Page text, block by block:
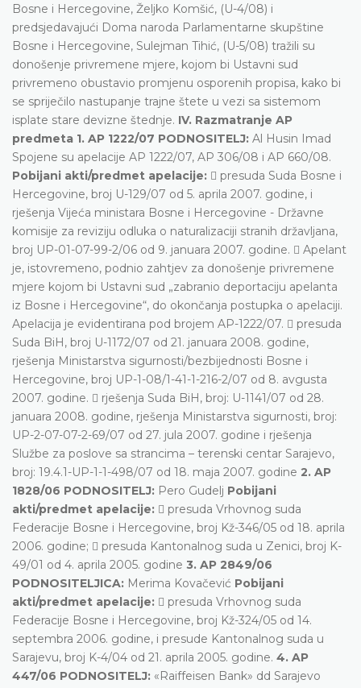
Bosne i Hercegovine, Željko Komšić, (U-4/08) i
predsjedavajući Doma naroda Parlamentarne skupštine
Bosne i Hercegovine, Sulejman Tihić, (U-5/08) tražili su
donošenje privremene mjere, kojom bi Ustavni sud
privremeno obustavio promjenu osporenih propisa, kako bi
se spriječilo nastupanje trajne štete u vezi sa sistemom
isplate stare devizne štednje. IV. Razmatranje AP
predmeta 1. AP 1222/07 PODNOSITELJ: Al Husin Imad
Spojene su apelacije AP 1222/07, AP 306/08 i AP 660/08.
Pobijani akti/predmet apelacije:  presuda Suda Bosne i
Hercegovine, broj U-129/07 od 5. aprila 2007. godine, i
rješenja Vijeća ministara Bosne i Hercegovine - Državne
komisije za reviziju odluka o naturalizaciji stranih državljana,
broj UP-01-07-99-2/06 od 9. januara 2007. godine.  Apelant
je, istovremeno, podnio zahtjev za donošenje privremene
mjere kojom bi Ustavni sud „zabranio deportaciju apelanta
iz Bosne i Hercegovine“, do okončanja postupka o apelaciji.
Apelacija je evidentirana pod brojem AP-1222/07.  presuda
Suda BiH, broj U-1172/07 od 21. januara 2008. godine,
rješenja Ministarstva sigurnosti/bezbijednosti Bosne i
Hercegovine, broj UP-1-08/1-41-1-216-2/07 od 8. avgusta
2007. godine.  rješenja Suda BiH, broj: U-1141/07 od 28.
januara 2008. godine, rješenja Ministarstva sigurnosti, broj:
UP-2-07-07-2-69/07 od 27. jula 2007. godine i rješenja
Službe za poslove sa strancima – terenski centar Sarajevo,
broj: 19.4.1-UP-1-1-498/07 od 18. maja 2007. godine 2. AP
1828/06 PODNOSITELJ: Pero Gudelj Pobijani
akti/predmet apelacije:  presuda Vrhovnog suda
Federacije Bosne i Hercegovine, broj Kž-346/05 od 18. aprila
2006. godine;  presuda Kantonalnog suda u Zenici, broj K-
49/01 od 4. aprila 2005. godine 3. AP 2849/06
PODNOSITELJICA: Merima Kovačević Pobijani
akti/predmet apelacije:  presuda Vrhovnog suda
Federacije Bosne i Hercegovine, broj Kž-324/05 od 14.
septembra 2006. godine, i presude Kantonalnog suda u
Sarajevu, broj K-4/04 od 21. aprila 2005. godine. 4. AP
447/06 PODNOSITELJ: «Raiffeisen Bank» dd Sarajevo